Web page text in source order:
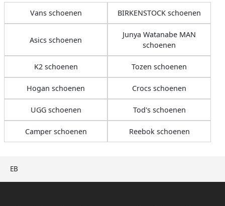
EB
Vans schoenen BIRKENSTOCK schoenen
Asics schoenen
Junya Watanabe MAN
schoenen
K2 schoenen Tozen schoenen
Hogan schoenen Crocs schoenen
UGG schoenen Tod's schoenen
Camper schoenen Reebok schoenen